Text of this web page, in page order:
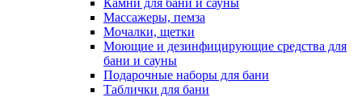
Массажеры, пемза
Мочалки, щетки
Моющие и дезинфицирующие средства для
бани и сауны
Подарочные наборы для бани
Таблички для бани